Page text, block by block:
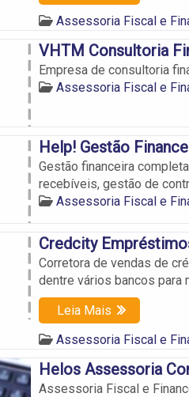
Assessoria Fiscal e
VHTM Consultoria
Empresa de consultoria
Assessoria Fiscal e
Help! Gestão
Gestão financeira
recebíveis, gestão de
Assessoria Fiscal e
Credcity
Corretora de vendas de
dentre vários bancos para
Leia Mais
Assessoria Fiscal e
Helos Assessoria
Assessoria Fiscal e